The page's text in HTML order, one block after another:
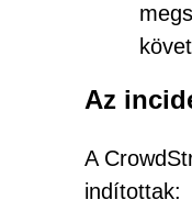
Az
A
indítottak: